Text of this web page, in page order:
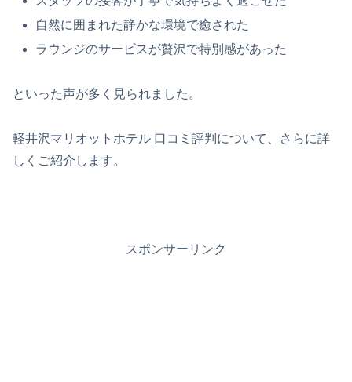
自然に囲まれた静かな環境で癒された
ラウンジのサービスが贅沢で特別感があった
といった声が多く見られました。
軽井沢マリオットホテル 口コミ評判について、さらに詳
しくご紹介します。
スポンサーリンク